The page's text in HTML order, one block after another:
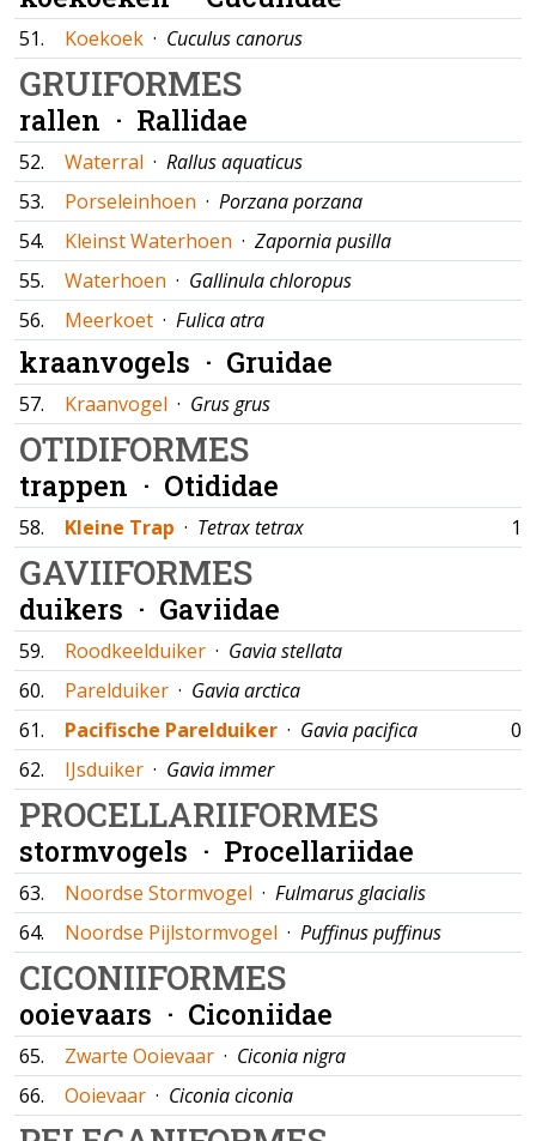
51. Koekoek · Cuculus canorus
GRUIFORMES
rallen · Rallidae
52. Waterral · Rallus aquaticus
53.
Porseleinhoen · Porzana porzana
54.
Kleinst Waterhoen · Zapornia pusilla
55.
Waterhoen · Gallinula chloropus
56.
Meerkoet · Fulica atra
kraanvogels · Gruidae
57. Kraanvogel · Grus grus
OTIDIFORMES
trappen · Otididae
58. Kleine Trap · Tetrax tetrax
GAVIIFORMES
duikers · Gaviidae
59. Roodkeelduiker · Gavia stellata
60.
Parelduiker · Gavia arctica
61.
Pacifische Parelduiker · Gavia pacifica
62.
IJsduiker · Gavia immer
PROCELLARIIFORMES
stormvogels · Procellariidae
63. Noordse Stormvogel · Fulmarus glacialis
64.
Noordse Pijlstormvogel · Puffinus puffinus
CICONIIFORMES
ooievaars · Ciconiidae
65. Zwarte Ooievaar · Ciconia nigra
66.
Ooievaar · Ciconia ciconia